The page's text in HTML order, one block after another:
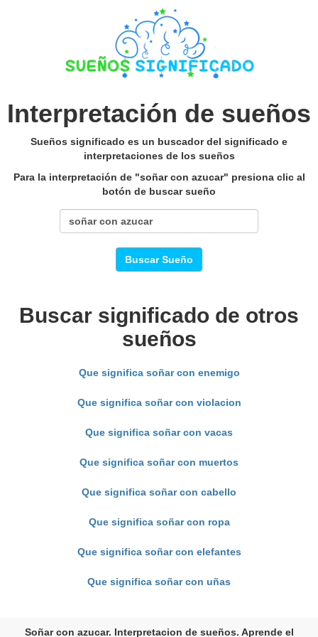
Interpretación de sueños
Sueños significado es un buscador del significado e
interpretaciones de los sueños
Para la interpretación de "soñar con azucar" presiona clic al
botón de buscar sueño
Buscar Sueño
Buscar significado de otros
sueños
Que significa soñar con enemigo
Que significa soñar con violacion
Que significa soñar con vacas
Que significa soñar con muertos
Que significa soñar con cabello
Que significa soñar con ropa
Que significa soñar con elefantes
Que significa soñar con uñas
Soñar con azucar. Interpretacion de sueños. Aprende el